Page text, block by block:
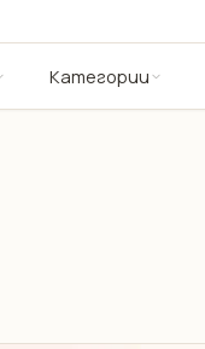
Категории